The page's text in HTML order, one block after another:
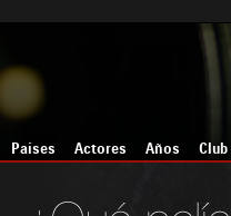
Países Actores Años Club